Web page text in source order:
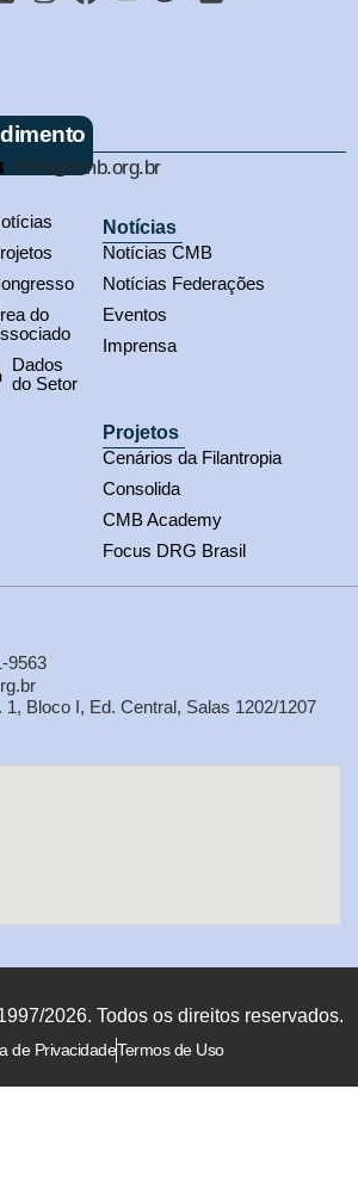
cmb@cmb.org.br
do
Dados
do Setor
Notícias
Notícias CMB
Notícias Federações
Eventos
Imprensa
Projetos
Cenários da Filantropia
Consolida
CMB Academy
Focus DRG Brasil
9563
1, Bloco I, Ed. Central, Salas 1202/1207
2026. Todos os direitos reservados.
de PrivacidadeTermos de Uso